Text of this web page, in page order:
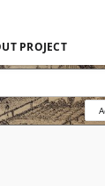
PROJECT